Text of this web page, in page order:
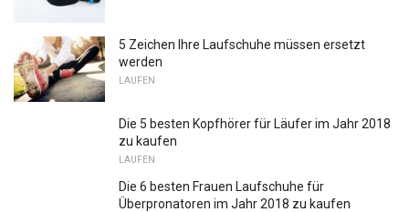
5 Zeichen Ihre Laufschuhe müssen ersetzt
werden
LAUFEN
Die 5 besten Kopfhörer für Läufer im Jahr 2018
zu kaufen
LAUFEN
Die 6 besten Frauen Laufschuhe für
Überpronatoren im Jahr 2018 zu kaufen